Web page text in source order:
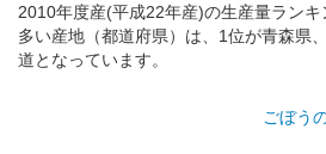
2010年度産(平成22年産)の生産量ラン
多い産地（都道府県）は、1位が青森県
道となっています。
ごぼう